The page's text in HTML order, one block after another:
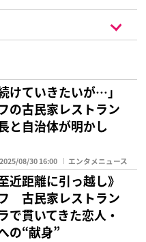
けていきたいが…」
の古民家レストラン
と自治体が明かし
2025/08/30 16:00 エンタメニュース
近距離に引っ越し》
古民家レストラン
で貫いてきた恋人・
の“献身”